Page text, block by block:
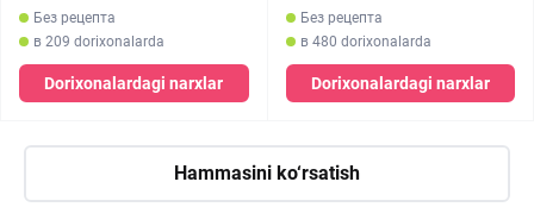
Без рецепта
в 209 dorixonalarda
Dorixonalardagi narxlar
Без рецепта
в 480 dorixonalarda
Dorixonalardagi narxlar
Hammasini ko‘rsatish